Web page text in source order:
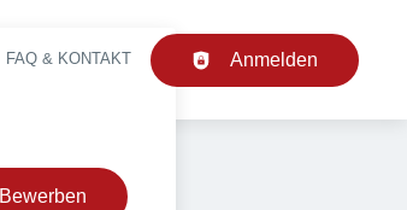
FAQ & KONTAKT Anmelden
Bewerben